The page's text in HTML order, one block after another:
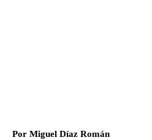
Por Miguel Díaz Román